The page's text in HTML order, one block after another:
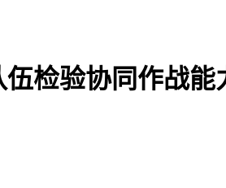
检验协同作战能